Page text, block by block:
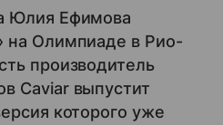
Юлия Ефимова
на Олимпиаде в Рио-
производитель
Caviar выпустит
которого уже